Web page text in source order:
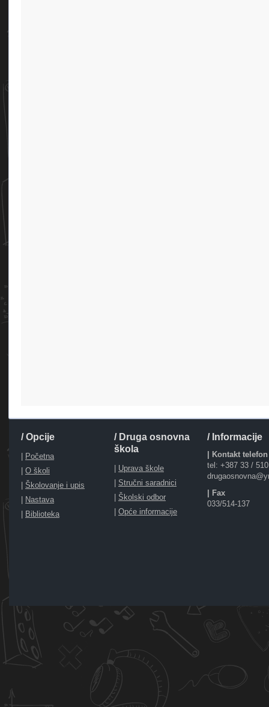
/ Opcije
| Početna
| O školi
| Školovanje i upis
| Nastava
| Biblioteka
/ Druga osnovna
škola
| Uprava škole
| Stručni saradnici
| Školski odbor
| Opće informacije
/ Informacije
| Kontakt telefon
tel: +387 33 /
| Fax
033/514-137